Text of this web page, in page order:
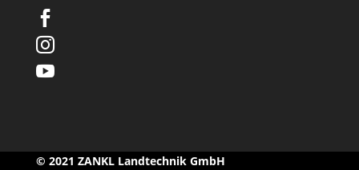



© 2021 ZANKL Landtechnik GmbH